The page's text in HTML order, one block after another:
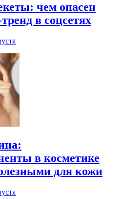
чем опасен
в соцсетях
в косметике
для кожи